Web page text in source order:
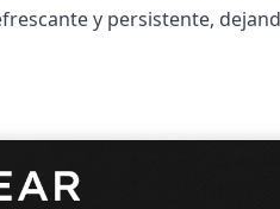
y persistente,